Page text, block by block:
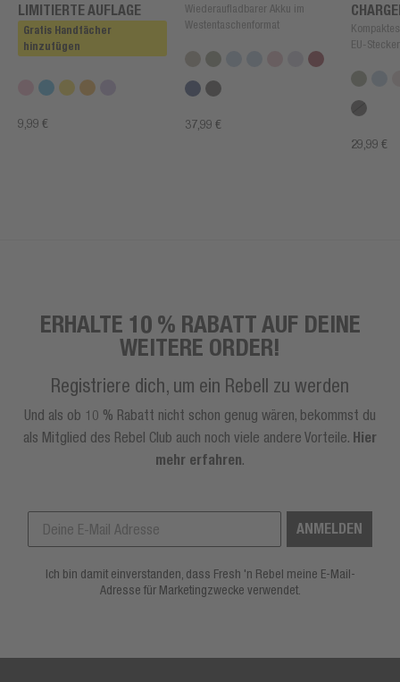
LIMITIERTE AUFLAGE
Gratis Handfächer
hinzufügen
9,99 €
Wiederaufladbarer Akku im
Westentaschenformat
37,99 €
EU-
29,99 €
ERHALTE 10 % RABATT AUF DEINE
WEITERE ORDER!
Registriere dich, um ein Rebell zu werden
Und als ob 10 % Rabatt nicht schon genug wären, bekommst du
als Mitglied des Rebel Club auch noch viele andere Vorteile. Hier
mehr erfahren.
ANMELDEN
Ich bin damit einverstanden, dass Fresh 'n Rebel meine E-Mail-
Adresse für Marketingzwecke verwendet.